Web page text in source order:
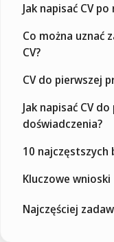
Jak napisać CV
Co można uznać
CV?
CV do pierwszej
Jak napisać CV
doświadczenia?
10 najczęstszych
Kluczowe wnioski
Najczęściej